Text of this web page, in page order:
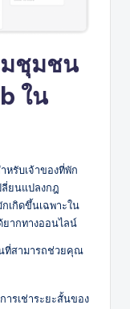
มชุมชน
ใน
หรับเจ้าของที่พัก
ลี่ยนแปลงกฎ
เกิดขึ้นเฉพาะใน
ากทางออนไลน์
ที่สามารถช่วยคุณ
ารเช่าระยะสั้นของ